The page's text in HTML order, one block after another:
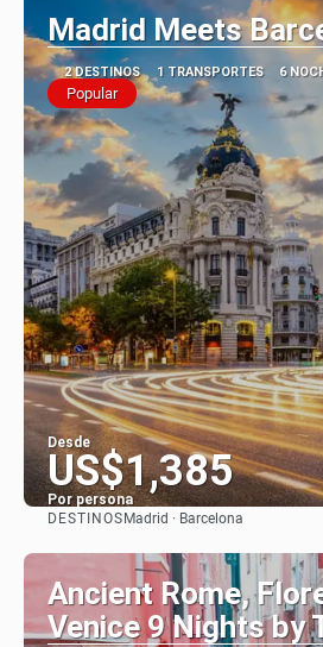
Madrid Meets
2 DESTINOS 1 TRANSPORTES 6
Popular
Desde
US$1,385
Por persona
DESTINOS Madrid · Barcelona
Ancient Rome,
Venice 9 Nights by